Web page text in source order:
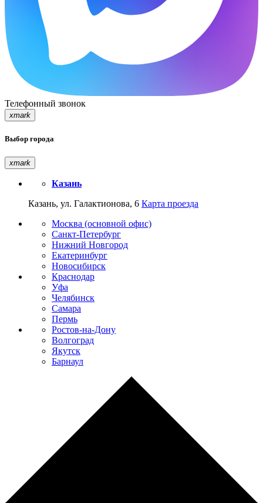
Телефонный звонок
xmark
Выбор города
xmark
Казань
Казань, ул. Галактионова, 6 Карта проезда
Москва (основной офис)
Санкт-Петербург
Нижний Новгород
Екатеринбург
Новосибирск
Краснодар
Уфа
Челябинск
Самара
Пермь
Ростов-на-Дону
Волгоград
Якутск
Барнаул